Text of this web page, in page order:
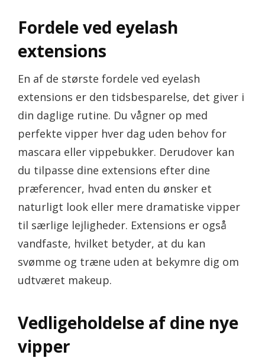
Fordele ved eyelash
extensions
En af de største fordele ved eyelash
extensions er den tidsbesparelse, det giver i
din daglige rutine. Du vågner op med
perfekte vipper hver dag uden behov for
mascara eller vippebukker. Derudover kan
du tilpasse dine extensions efter dine
præferencer, hvad enten du ønsker et
naturligt look eller mere dramatiske vipper
til særlige lejligheder. Extensions er også
vandfaste, hvilket betyder, at du kan
svømme og træne uden at bekymre dig om
udtværet makeup.
Vedligeholdelse af dine nye
vipper